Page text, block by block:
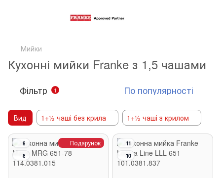
Мийки
Кухонні мийки Franke з 1,5 чашами
Фільтр 1 По популярності
Вид 1+½ чаші без крила 1+½ чаші з крилом
Подарунок
9
8
11
10